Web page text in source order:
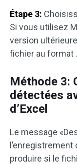
Étape 3:
Si vous utilisez
version
fichier au format
Méthode 3:
détectées
d’Excel
Le message
produire si le